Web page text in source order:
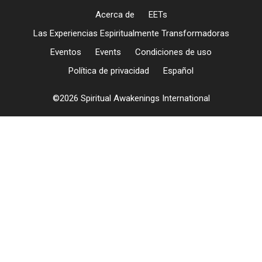
Acerca de
EETs
Las Experiencias Espiritualmente Transformadoras
Eventos
Events
Condiciones de uso
Política de privacidad
Español
©2026 Spiritual Awakenings International